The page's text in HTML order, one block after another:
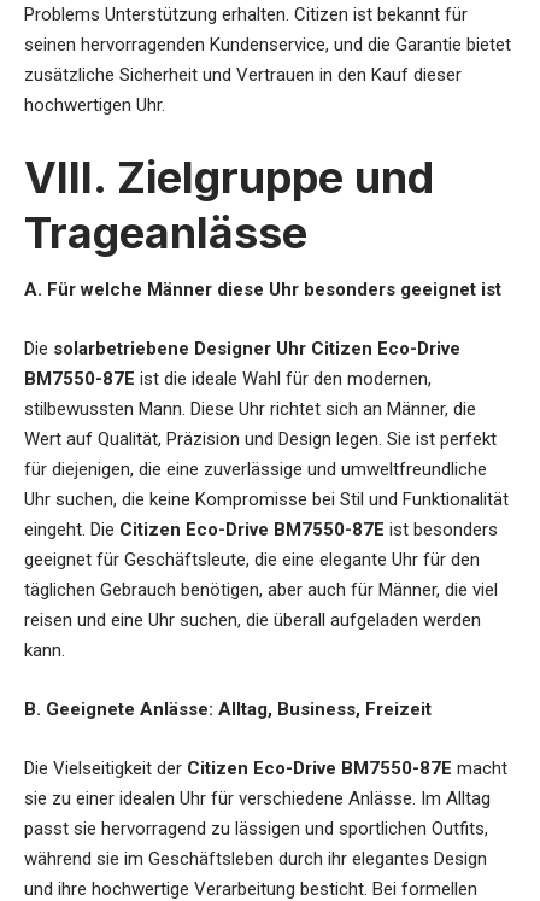
Problems Unterstützung erhalten. Citizen ist bekannt für
seinen hervorragenden Kundenservice, und die Garantie bietet
zusätzliche Sicherheit und Vertrauen in den Kauf dieser
hochwertigen Uhr.
VIII. Zielgruppe und
Trageanlässe
A. Für welche Männer diese Uhr besonders geeignet ist
Die solarbetriebene Designer Uhr Citizen Eco-Drive
BM7550-87E ist die ideale Wahl für den modernen,
stilbewussten Mann. Diese Uhr richtet sich an Männer, die
Wert auf Qualität, Präzision und Design legen. Sie ist perfekt
für diejenigen, die eine zuverlässige und umweltfreundliche
Uhr suchen, die keine Kompromisse bei Stil und Funktionalität
eingeht. Die Citizen Eco-Drive BM7550-87E ist besonders
geeignet für Geschäftsleute, die eine elegante Uhr für den
täglichen Gebrauch benötigen, aber auch für Männer, die viel
reisen und eine Uhr suchen, die überall aufgeladen werden
kann.
B. Geeignete Anlässe: Alltag, Business, Freizeit
Die Vielseitigkeit der Citizen Eco-Drive BM7550-87E macht
sie zu einer idealen Uhr für verschiedene Anlässe. Im Alltag
passt sie hervorragend zu lässigen und sportlichen Outfits,
während sie im Geschäftsleben durch ihr elegantes Design
und ihre hochwertige Verarbeitung besticht. Bei formellen